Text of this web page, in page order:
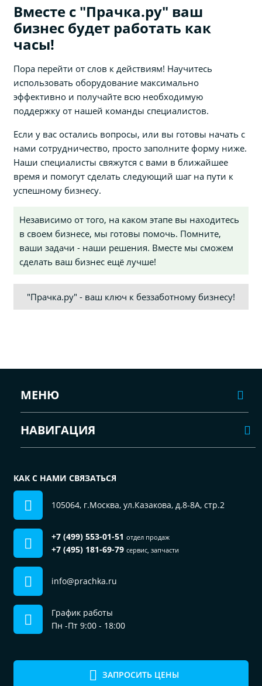
Вместе с "Прачка.ру" ваш
бизнес будет работать как
часы!
Пора перейти от слов к действиям! Научитесь
использовать оборудование максимально
эффективно и получайте всю необходимую
поддержку от нашей команды специалистов.
Если у вас остались вопросы, или вы готовы начать с
нами сотрудничество, просто заполните форму ниже.
Наши специалисты свяжутся с вами в ближайшее
время и помогут сделать следующий шаг на пути к
успешному бизнесу.
Независимо от того, на каком этапе вы находитесь
в своем бизнесе, мы готовы помочь. Помните,
ваши задачи - наши решения. Вместе мы сможем
сделать ваш бизнес ещё лучше!
"Прачка.ру" - ваш ключ к беззаботному бизнесу!
ЗАПРОСИТЬ ЦЕНЫ
МЕНЮ
НАВИГАЦИЯ
КАК С НАМИ СВЯЗАТЬСЯ
105064, г.Москва, ул.Казакова, д.8-8А, стр.2
+7 (499) 553-01-51 отдел продаж
+7 (495) 181-69-79 сервис, запчасти
info@prachka.ru
График работы
Пн -Пт 9:00 - 18:00